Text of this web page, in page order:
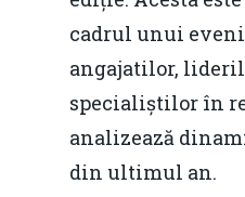
cadrul unui
angajatilor,
specialiștilor în
analizează
din ultimul an.